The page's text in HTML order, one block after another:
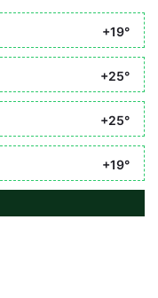
+19°
+25°
+25°
+19°